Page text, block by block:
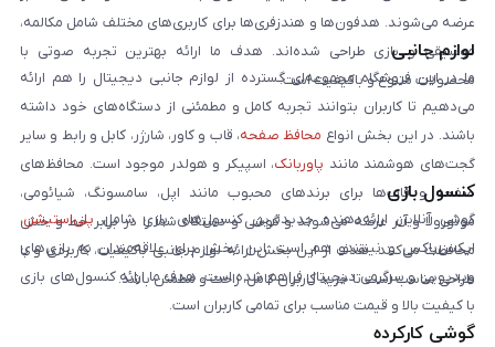
عرضه می‌شوند. هدفون‌ها و هندزفری‌ها برای کاربری‌های مختلف شامل مکالمه،
موسیقی و بازی طراحی شده‌اند. هدف ما ارائه بهترین تجربه صوتی با
محصولات متنوع و باکیفیت است.
لوازم جانبی
ما در این فروشگاه مجموعه‌ای گسترده از لوازم جانبی دیجیتال را هم ارائه
می‌دهیم تا کاربران بتوانند تجربه کامل و مطمئنی از دستگاه‌های خود داشته
باشند. در این بخش انواع محافظ صفحه، قاب و کاور، شارژر، کابل و رابط و سایر
گجت‌های هوشمند مانند پاوربانک، اسپیکر و هولدر موجود است. محافظ‌های
صفحه و قاب‌ها برای برندهای محبوب مانند اپل، سامسونگ، شیائومی،
موتورولا و آنر عرضه می‌شوند و گوشی و دستگاه شما را در برابر خط و خش
محافظت می‌کنند. هدف از این بخش ارائه لوازم جانبی باکیفیت، کاربردی و با
طراحی مناسب است تا خرید کاربران کامل، راحت و مطمئن باشد.
کنسول بازی
گوشی آنلاین ارائه‌دهنده جدیدترین کنسول‌های بازی شامل پلی‌استیشن،
ایکس‌باکس و نینتندو هم است. این بخش برای علاقه‌مندان به بازی‌های
ویدیویی و سرگرمی دیجیتال فراهم شده است. هدف ما ارائه کنسول‌های بازی
با کیفیت بالا و قیمت مناسب برای تمامی کاربران است.
گوشی کارکرده